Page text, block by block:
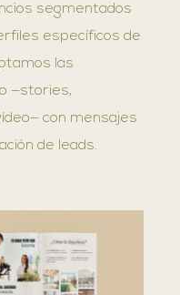
segmentados
específicos de
las
—stories,
con mensajes
de leads.